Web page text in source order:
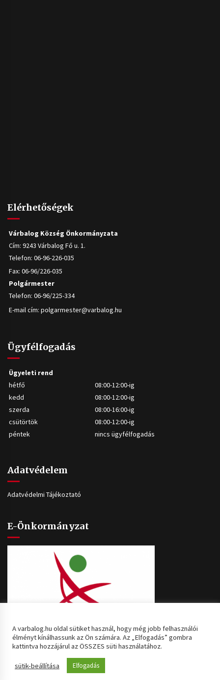
Elérhetőségek
Várbalog Község Önkormányzata
Cím: 9243 Várbalog Fő u. 1.
Telefon: 06-96-226-035
Fax: 06-96/226-035
Polgármester
Telefon: 06-96/225-334
E-mail cím: polgarmester@varbalog.hu
Ügyfélfogadás
Ügyeleti rend
hétfő
08:00-12:00-ig
kedd
08:00-12:00-ig
szerda
08:00-16:00-ig
csütörtök
08:00-12:00-ig
péntek
nincs ügyfélfogadás
Adatvédelem
Adatvédelmi Tájékoztató
E-Önkormányzat
Copyright © [2020] Minden jog fenntartva: Várbalog Község
Önkormányzata Theme: Default Mag by
A varbalog.hu oldal sütiket használ, hogy még jobb felhasználói
élményt kínálhassunk az Ön számára. Az „Elfogadás” gombra
kattintva hozzájárul az ÖSSZES süti használatához.
sütik-beállítása Elfogadás